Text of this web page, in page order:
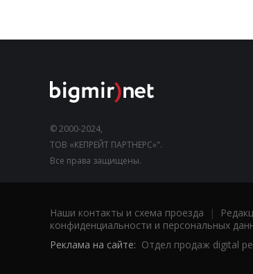
© 2000-2024,
ТОВ «КЕПРЕЙТ ПАРТНЕРС»".
Все права защищены.
Наши контакты и схема проезда |
конфиденциальности и персональных
Реклама на сайте: Отдел продаж digital